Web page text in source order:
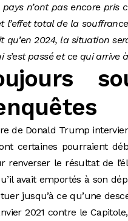
n’ont pas encore pris
l’effet total de la
qu’en 2024, la situation
passé et ce qui arrive
de Donald Trump
certaines pourraient
renverser le résultat de
avait emportés à son
jusqu’à ce qu’une
2021 contre le